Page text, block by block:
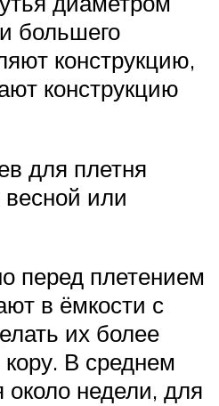
большего
конструкцию,
конструкцию
для плетня
весной или
перед плетением
в ёмкости с
их более
В среднем
около недели, для